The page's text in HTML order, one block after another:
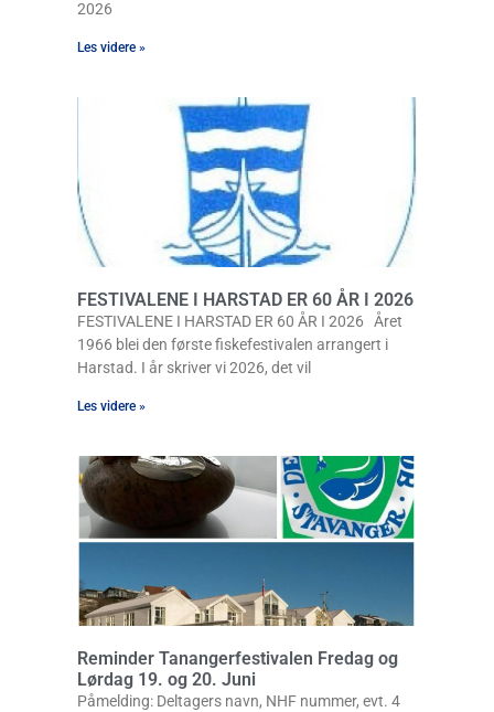
2026
Les videre »
FESTIVALENE I HARSTAD ER 60 ÅR I 2026
FESTIVALENE I HARSTAD ER 60 ÅR I 2026 Året
1966 blei den første fiskefestivalen arrangert i
Harstad. I år skriver vi 2026, det vil
Les videre »
Reminder Tanangerfestivalen Fredag og
Lørdag 19. og 20. Juni
Påmelding: Deltagers navn, NHF nummer, evt. 4